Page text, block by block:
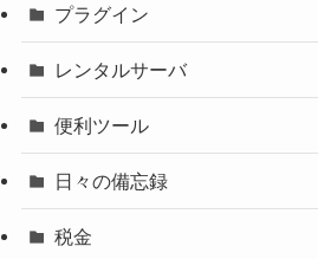
プラグイン
レンタルサーバ
便利ツール
日々の備忘録
税金